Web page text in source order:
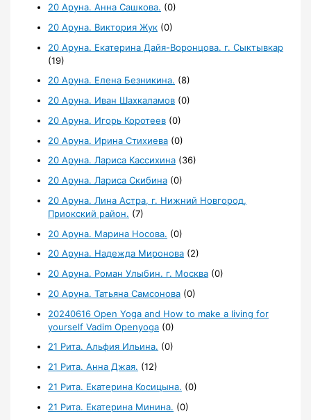
20 Аруна. Анна Сашкова. (0)
20 Аруна. Виктория Жук (0)
20 Аруна. Екатерина Дайя-Воронцова. г. Сыктывкар
(19)
20 Аруна. Елена Безникина. (8)
20 Аруна. Иван Шахкаламов (0)
20 Аруна. Игорь Коротеев (0)
20 Аруна. Ирина Стихиева (0)
20 Аруна. Лариса Кассихина (36)
20 Аруна. Лариса Скибина (0)
20 Аруна. Лина Астра, г. Нижний Новгород,
Приокский район. (7)
20 Аруна. Марина Носова. (0)
20 Аруна. Надежда Миронова (2)
20 Аруна. Роман Улыбин. г. Москва (0)
20 Аруна. Татьяна Самсонова (0)
20240616 Open Yoga and How to make a living for
yourself Vadim Openyoga (0)
21 Рита. Альфия Ильина. (0)
21 Рита. Анна Джая. (12)
21 Рита. Екатерина Косицына. (0)
21 Рита. Екатерина Минина. (0)